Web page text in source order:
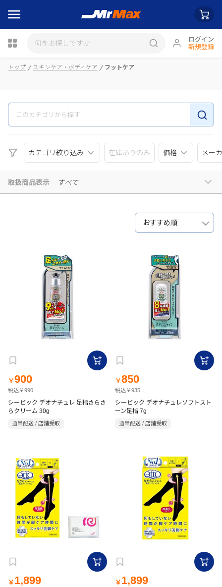
ログイン
新規登録
瓶詰
トップ スキンケア・ボディケア フットケア
カテゴリ絞り込み 在庫ありのみ 価格 メー
取扱商品表示 すべて
おすすめ順
￥900
税込￥990
シービック デオナチュレ 足指さらさ
らクリーム 30g
通常配送 / 店舗受取
￥850
税込￥935
シービック デオナチュレソフトスト
ーン足指 7g
通常配送 / 店舗受取
￥ 1,899 ￥ 1,899